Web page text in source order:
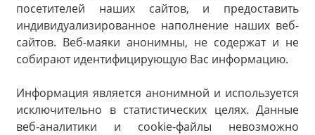
посетителей наших сайтов, и предоставить
индивидуализированное наполнение наших веб-
сайтов. Веб-маяки анонимны, не содержат и не
собирают идентифицирующую Вас информацию.
Информация является анонимной и используется
исключительно в статистических целях. Данные
веб-аналитики и cookie-файлы невозможно